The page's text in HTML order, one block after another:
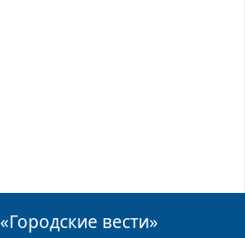
«Городские вести»